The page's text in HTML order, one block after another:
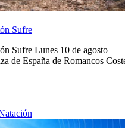
Sufre
Sufre Lunes 10 de agosto
de España de Romancos